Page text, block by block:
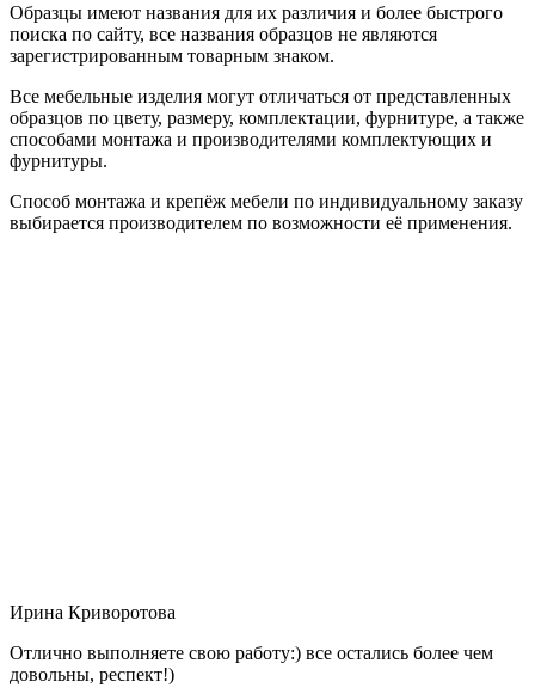
Образцы имеют названия для их различия и более быстрого
поиска по сайту, все названия образцов не являются
зарегистрированным товарным знаком.
Все мебельные изделия могут отличаться от представленных
образцов по цвету, размеру, комплектации, фурнитуре, а также
способами монтажа и производителями комплектующих и
фурнитуры.
Способ монтажа и крепёж мебели по индивидуальному заказу
выбирается производителем по возможности её применения.
Ирина Криворотова
Отлично выполняете свою работу:) все остались более чем
довольны, респект!)